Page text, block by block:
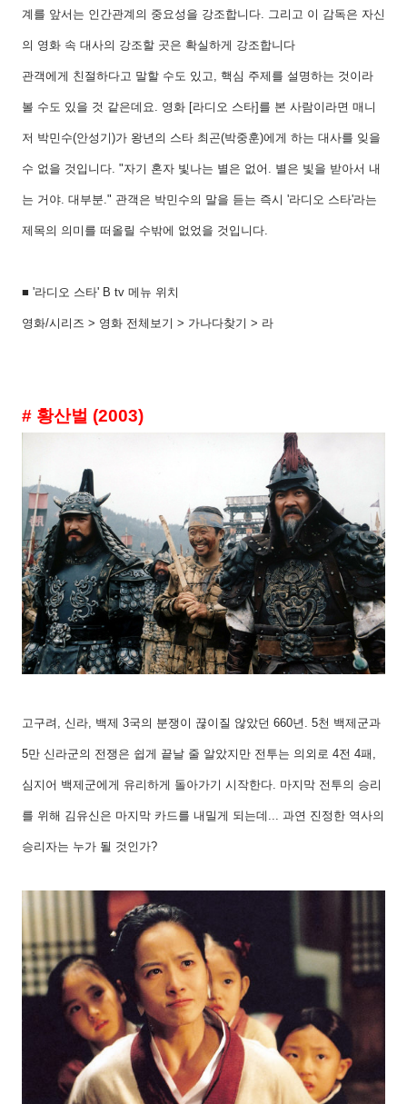
계를 앞서는 인간관계의 중요성을 강조합니다. 그리고 이 감독은 자신
의 영화 속 대사의 강조할 곳은 확실하게 강조합니다
관객에게 친절하다고 말할 수도 있고, 핵심 주제를 설명하는 것이라
볼 수도 있을 것 같은데요. 영화 [라디오 스타] 를 본 사람이라면 매니
저 박민수(안성기)가 왕년의 스타 최곤(박중훈)에게 하는 대사를 잊을
수 없을 것입니다. "자기 혼자 빛나는 별은 없어 . 별은 빛을 받아서 내
는 거야. 대부분." 관객은 박민수의 말을 듣는 즉시 '라디오 스타'라는
제목의 의미를 떠올릴 수밖에 없었을 것입니다.
■ '라디오 스타' B tv 메뉴 위치
영화/시리즈 > 영화 전체보기 > 가나다찾기 > 라
# 황산벌 (2003)
고구려 신라 백제 3국의 분쟁이 끊이질 않았던 660년 . 5천 백제군과
5만 신라군의 전쟁은 쉽게 끝날 줄 알았지만 전투는 의외로 4전 4패
심지어 백제군에게 유리하게 돌아가기 시작한다 마지막 전투의 승리
를 위해 김유신은 마지막 카드를 내밀게 되는데 과연 진정한 역사의
승리자는 누가 될 것인가?